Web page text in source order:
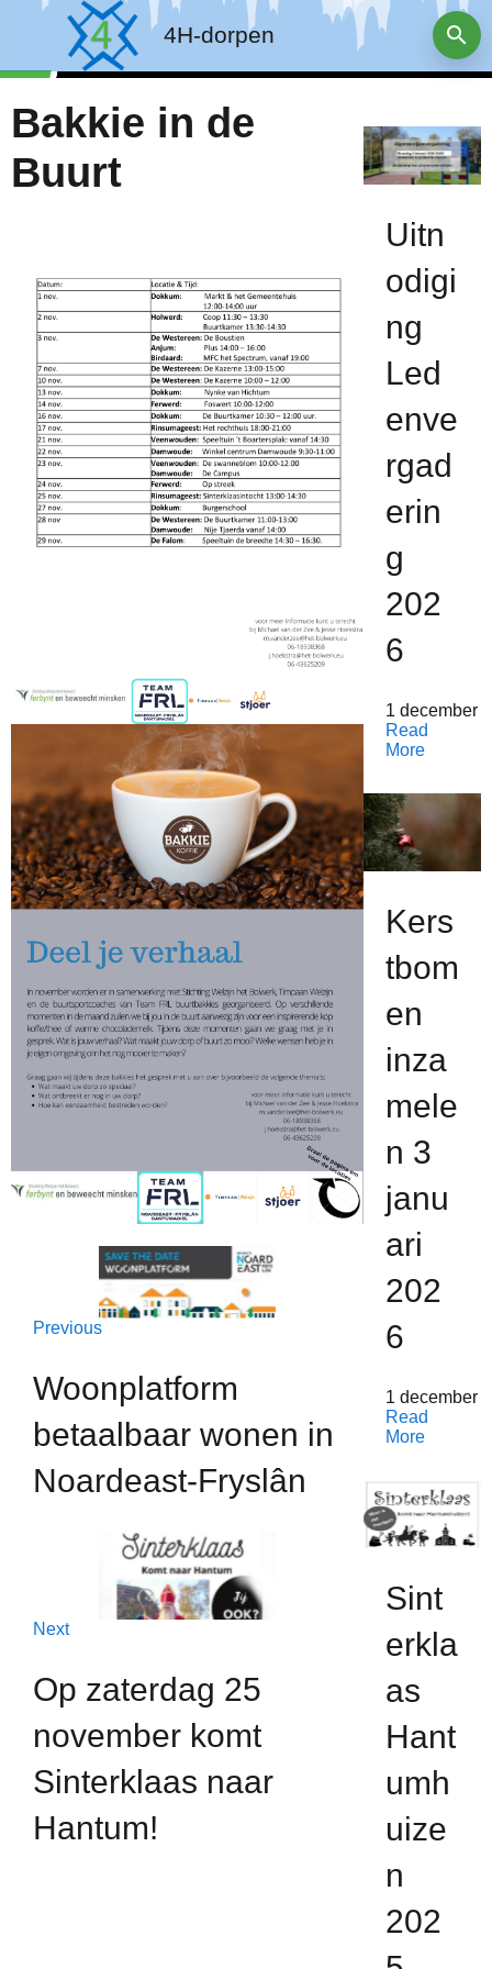
4H-dorpen
Bakkie in de
Buurt
Previous
Woonplatform
betaalbaar wonen in
Noardeast-Fryslân
Next
Op zaterdag 25
november komt
Sinterklaas naar
Hantum!
Uitn
odigi
ng
Led
enve
rgad
erin
g
202
6
1 december
Read
More
Kers
tbom
en
inza
mele
n 3
janu
ari
202
6
1 december
Read
More
Sint
erkla
as
Hant
umh
uize
n
202